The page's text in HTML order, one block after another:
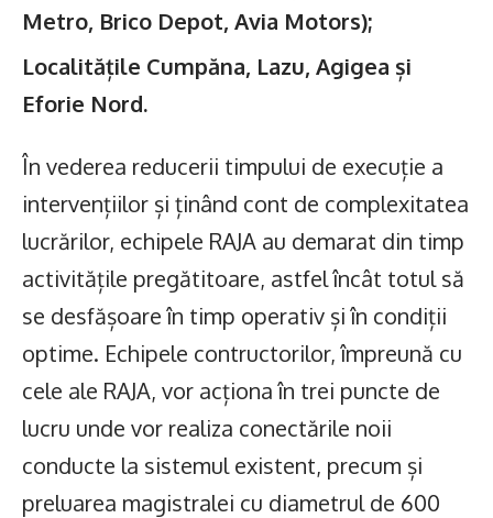
Metro, Brico Depot, Avia Motors);
Localitățile Cumpăna, Lazu, Agigea și
Eforie Nord.
În vederea reducerii timpului de execuție a
intervențiilor și ținând cont de complexitatea
lucrărilor, echipele RAJA au demarat din timp
activitățile pregătitoare, astfel încât totul să
se desfășoare în timp operativ și în condiții
optime. Echipele contructorilor, împreună cu
cele ale RAJA, vor acționa în trei puncte de
lucru unde vor realiza conectările noii
conducte la sistemul existent, precum și
preluarea magistralei cu diametrul de 600